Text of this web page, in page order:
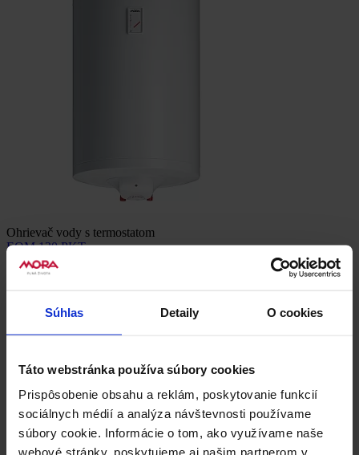
Súhlas Detaily O cookies
Táto webstránka používa súbory cookies
Prispôsobenie obsahu a reklám, poskytovanie funkcií
sociálnych médií a analýza návštevnosti používame
súbory cookie. Informácie o tom, ako využívame naše
webové stránky, poskytujeme aj našim partnerom v
Ohrievač vody s termostatom
EOM 120 PKT
239.00 €
Elektrický ohrievač MORA okrúhly s termostatom objem 120 l,
Porovnať Detail